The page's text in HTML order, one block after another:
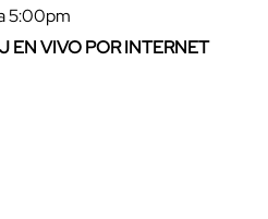
5:00pm
EN VIVO POR INTERNET